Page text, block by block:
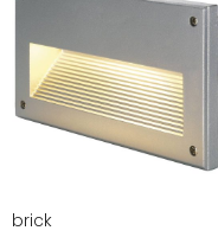
brick